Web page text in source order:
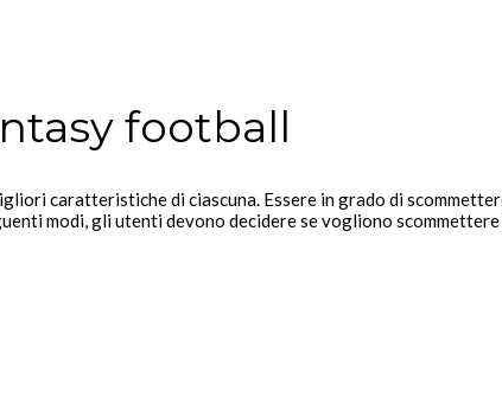
football
caratteristiche di ciascuna. Essere in grado di
modi, gli utenti devono decidere se vogliono scommettere